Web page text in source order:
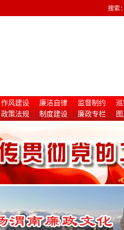
搜索：
作风建设 廉洁自律 监督制约
政策法规 制度建设 廉政专栏